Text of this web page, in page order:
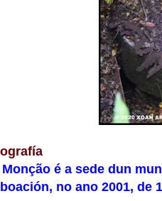
é a sede dun
no ano 2001, de